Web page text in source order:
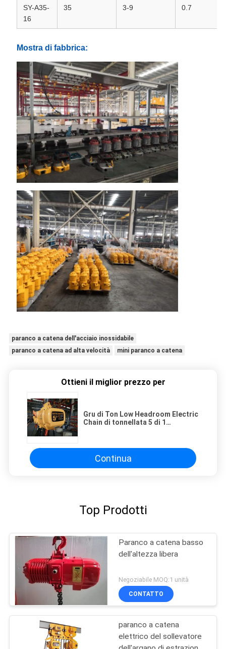
SY-A35-
16
35 3-9 0.7
Mostra di fabbrica:
paranco a catena dell'acciaio inossidabile
paranco a catena ad alta velocità
mini paranco a catena
Ottieni il miglior prezzo per
Gru di Ton Low Headroom Electric
Chain di tonnellata 5 di 1
Continua
Top Prodotti
Paranco a catena basso
dell'altezza libera
Negoziabile MOQ:1 unità
CONTATTO
paranco a catena
elettrico del sollevatore